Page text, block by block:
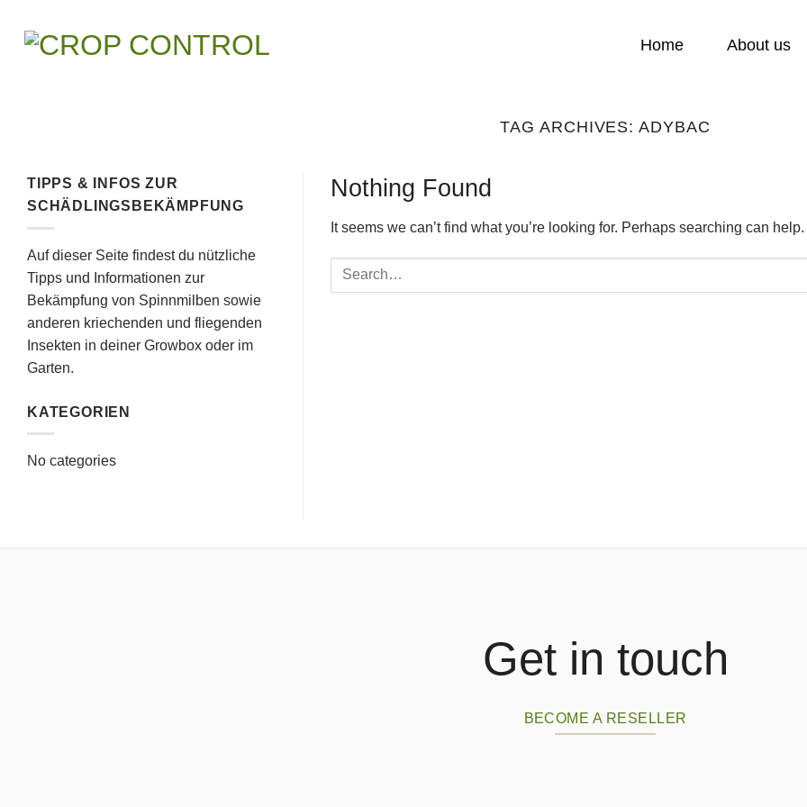
content
Home About us
TAG ARCHIVES:ADYBAC
TIPPS & INFOS ZUR
SCHÄDLINGSBEKÄMPFUNG
Auf dieser Seite findest du nützliche
Tipps und Informationen zur
Bekämpfung von Spinnmilben sowie
anderen kriechenden und fliegenden
Insekten in deiner Growbox oder im
Garten.
KATEGORIEN
No categories
Nothing Found
It seems we can’t find what you’re looking for. Perhaps searching can help.
Get in touch
BECOME A RESELLER